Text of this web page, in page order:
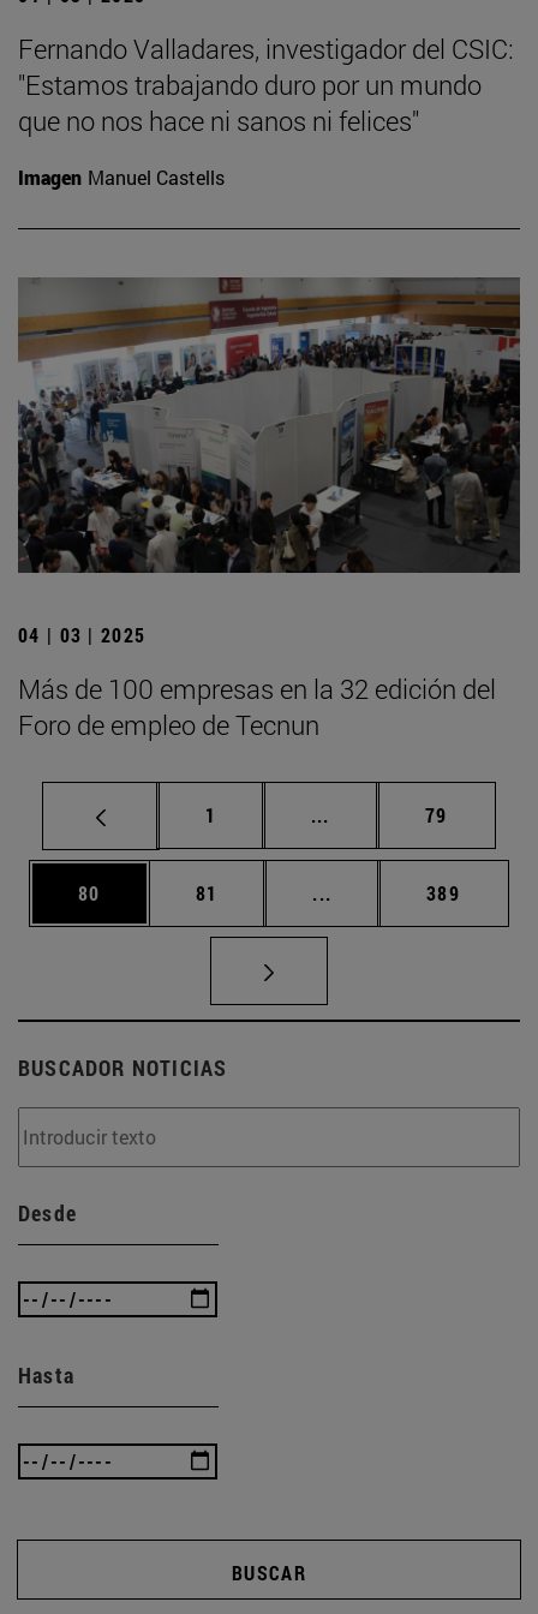
Fernando Valladares, investigador del CSIC:
"Estamos trabajando duro por un mundo
que no nos hace ni sanos ni felices"
Imagen Manuel Castells
04 | 03 | 2025
Más de 100 empresas en la 32 edición del
Foro de empleo de Tecnun
Página
1 ... Páginas intermedias
Página
79
Página
80 Página
81 ... Páginas intermedias
Página
389
BUSCADOR NOTICIAS
Desde
Hasta
BUSCAR